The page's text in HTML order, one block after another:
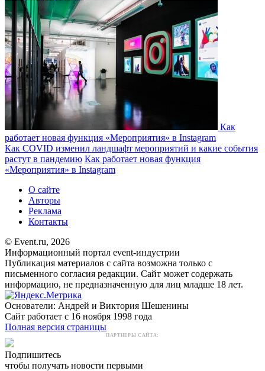
Как
работает новая функция «Мероприятия» в Instagram
Как COVID изменил ландшафт мероприятий и какие события
растут в пандемию Как работает новая функция
«Мероприятия» в Instagram
О сайте
Авторы
Реклама
Контакты
© Event.ru, 2026
Информационный портал event-индустрии
Публикация материалов с сайта возможна только с
письменного согласия редакции. Сайт может содержать
информацию, не предназначенную для лиц младше 18 лет.
Основатели: Андрей и Виктория Шешенины
Сайт работает с 16 ноября 1998 года
Полная версия страницы
ПАРТНЕРЫ САЙТА:
Подпишитесь
чтобы получать новости первыми